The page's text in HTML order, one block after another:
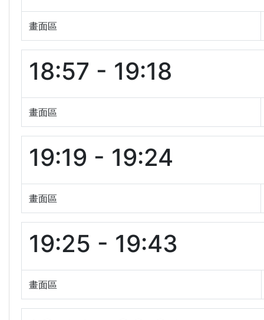
畫面區
18:57 - 19:18
畫面區
19:19 - 19:24
畫面區
19:25 - 19:43
畫面區